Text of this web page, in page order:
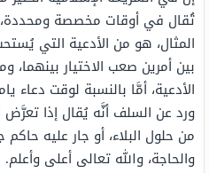
تُقال في أوقات مخصصة ومحددة،
المثال، هو من الأدعية التي
بين أمرين صعب الاختيار بينهما،
الأدعية، أمَّا بالنسبة لوقت دعاء
ورد عن السلف أنَّه يُقال إذا
من حلول البلاء، أو جار عليه حاكم
والحاجة، والله تعالى أعلى وأعلم.